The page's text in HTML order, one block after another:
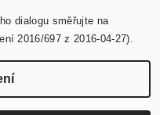
dialogu směřujte na
2016/697 z 2016-04-27).